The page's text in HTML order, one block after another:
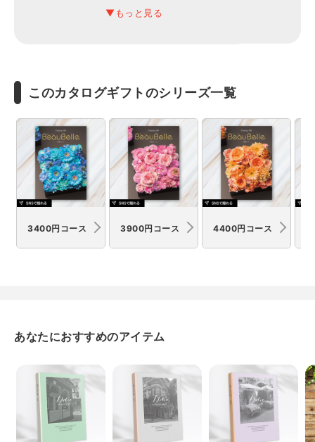
備考
このカタログギフトのシリーズ一覧
3400円コース 3900円コース 4400円コース
あなたにおすすめのアイテム